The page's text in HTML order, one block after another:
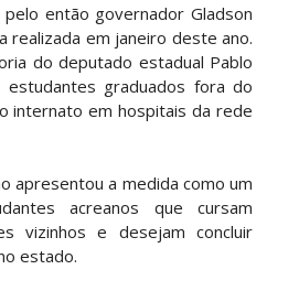
então governador Gladson
realizada em janeiro deste ano.
do deputado estadual Pablo
estudantes graduados fora do
internato em hospitais da rede
apresentou a medida como um
acreanos que cursam
vizinhos e desejam concluir
estado.